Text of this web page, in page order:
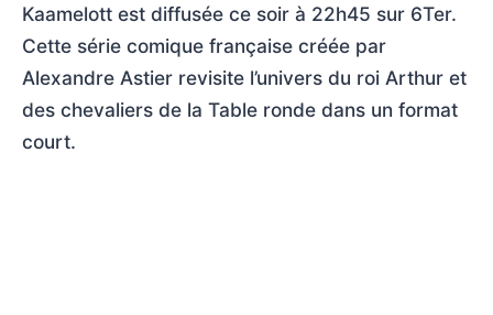
Kaamelott est diffusée ce soir à 22h45 sur 6Ter.
Cette série comique française créée par
Alexandre Astier revisite l’univers du roi Arthur et
des chevaliers de la Table ronde dans un format
court.